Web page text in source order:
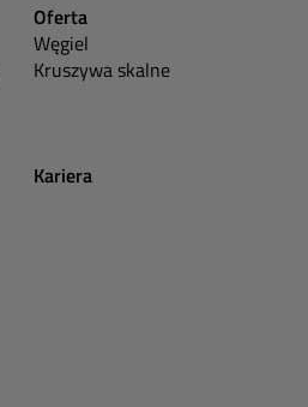
Oferta
Węgiel
Kruszywa skalne
Kariera